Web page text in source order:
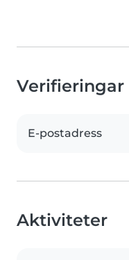
Verifieringar
E-postadress
Aktiviteter